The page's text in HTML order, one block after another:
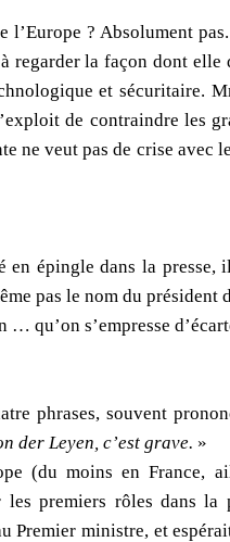
? Absolument
regarder la façon dont
et sécuritaire.
de contraindre les
ne veut pas de crise avec
épingle dans la presse,
pas le nom du président
qu’on s’empresse
phrases, souvent
der Leyen, c’est grave. »
(du moins en France,
premiers rôles dans la
Premier ministre, et